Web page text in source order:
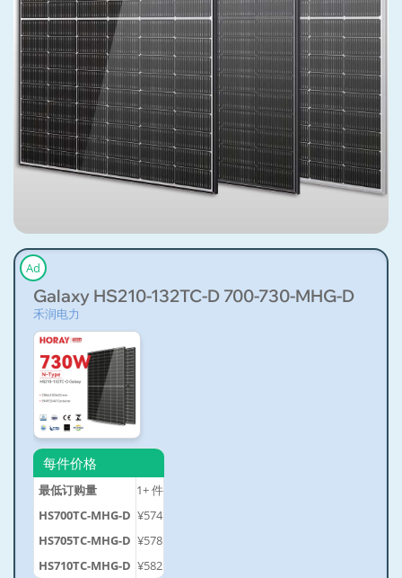
Ad
Galaxy HS210-132TC-D 700-730-MHG-D
禾润电力
每件价格
最低订购量 1+件
HS700TC-MHG-D ¥574
HS705TC-MHG-D ¥578
HS710TC-MHG-D ¥582